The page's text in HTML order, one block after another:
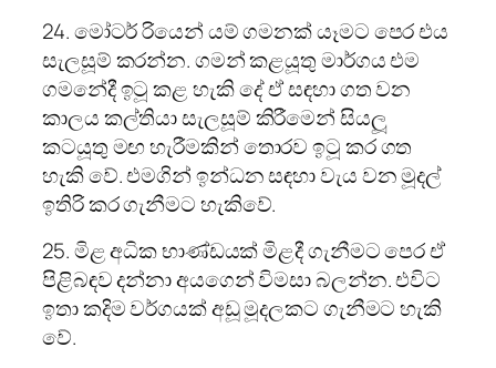
24. මෝටර් රියෙන් යම් ගමනක් යෑමට පෙර එය
සැලසූම් කරන්න. ගමන් කළයූතු මාර්ගය එම
ගමනේදී ඉටූ කළ හැකි දේ ඒ සඳහා ගත වන
කාලය කල්තියා සැලසූම් කිරීමෙන් සියලූ‍
කටයූතු මඟ හැරීමකින් තොරව ඉටූ කර ගත
හැකි වේ. එමගින් ඉන්ධන සඳහා වැය වන මූදල්
ඉතිරි කර ගැනීමට හැකිවේ.
25. මිළ අධික භාණ්ඩයක් මිළදී ගැනීමට පෙර ඒ
පිළිබඳව දන්නා අයගෙන් විමසා බලන්න. එවිට
ඉතා කදිම වර්ගයක් අඩූ මූදලකට ගැනීමට හැකි
වේ.